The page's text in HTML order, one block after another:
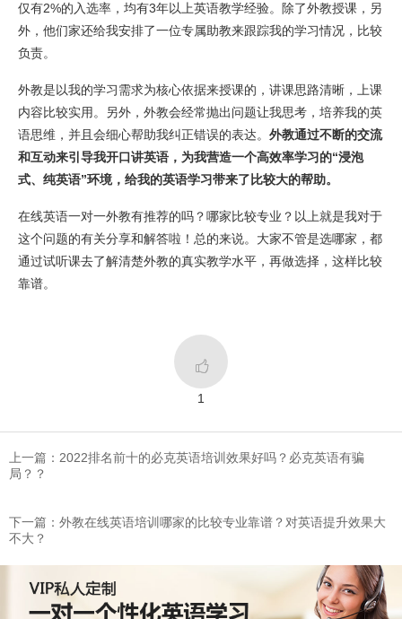
仅有2%的入选率，均有3年以上英语教学经验。除了外教授课，另
外，他们家还给我安排了一位专属助教来跟踪我的学习情况，比较
负责。
外教是以我的学习需求为核心依据来授课的，讲课思路清晰，上课
内容比较实用。另外，外教会经常抛出问题让我思考，培养我的英
语思维，并且会细心帮助我纠正错误的表达。 外教通过不断的交流
和互动来引导我开口讲英语，为我营造一个高效率学习的“浸泡
式、纯英语”环境，给我的英语学习带来了比较大的帮助。
在线英语一对一外教有推荐的吗？哪家比较专业？以上就是我对于
这个问题的有关分享和解答啦！总的来说。大家不管是选哪家，都
通过试听课去了解清楚外教的真实教学水平，再做选择，这样比较
靠谱。

1
上一篇：2022排名前十的必克英语培训效果好吗？必克英语有骗
局？？
下一篇：​外教在线英语培训哪家的比较专业靠谱？对英语提升效果大
不大？